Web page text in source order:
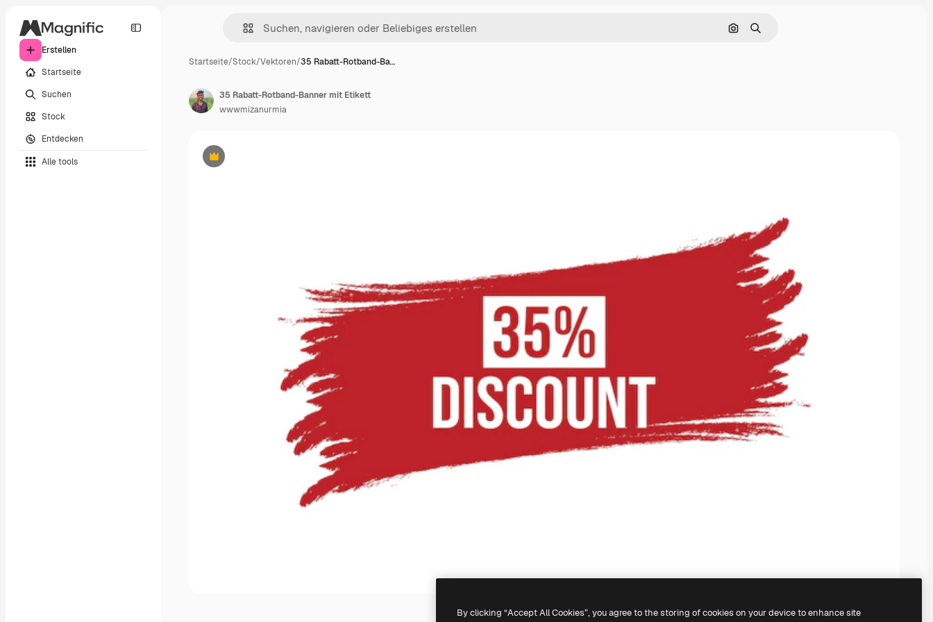
Erstellen
Startseite
Suchen
Stock
Entdecken
Alle tools
Nach Bild suchen
Suchen
Startseite/Stock/Vektoren/35 Rabatt-Rotband-Ba…
Premium
35 Rabatt-Rotband-Banner mit Etikett
wwwmizanurmia
By clicking “Accept All Cookies”, you agree to the storing of cookies on your device to enhance site